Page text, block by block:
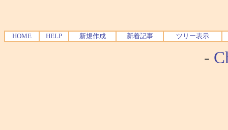
HOME HELP 新規作成 新着記事 ツリー表示
-